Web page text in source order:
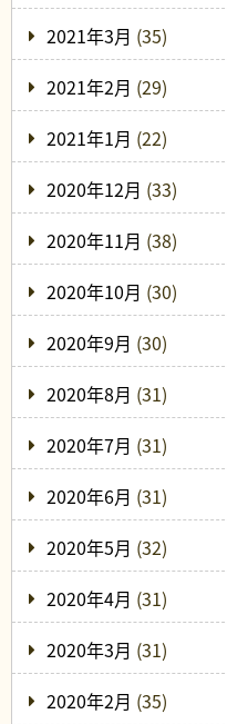
2021年3月 (35)
2021年2月 (29)
2021年1月 (22)
2020年12月 (33)
2020年11月 (38)
2020年10月 (30)
2020年9月 (30)
2020年8月 (31)
2020年7月 (31)
2020年6月 (31)
2020年5月 (32)
2020年4月 (31)
2020年3月 (31)
2020年2月 (35)